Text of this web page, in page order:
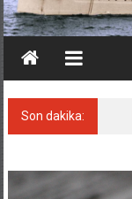
Son dakika: